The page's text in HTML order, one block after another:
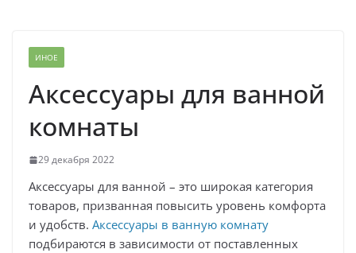
ИНОЕ
Аксессуары для ванной
комнаты
29 декабря 2022
Аксессуары для ванной – это широкая категория
товаров, призванная повысить уровень комфорта
и удобств. Аксессуары в ванную комнату
подбираются в зависимости от поставленных